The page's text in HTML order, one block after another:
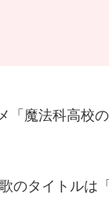
「魔法科高校
のタイトルは